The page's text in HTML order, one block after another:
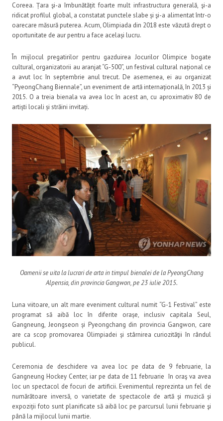
Coreea. Țara şi-a îmbunătățit foarte mult infrastructura generală, şi-a
ridicat profilul global, a constatat punctele slabe și şi-a alimentat într-o
oarecare măsură puterea. Acum, Olimpiada din 2018 este văzută drept o
oportunitate de aur pentru a face același lucru.
În mijlocul pregatirilor pentru gazduirea Jocurilor Olimpice bogate
cultural, organizatorii au aranjat “G-500”, un festival cultural național ce
a avut loc în septembrie anul trecut. De asemenea, ei au organizat
“PyeongChang Biennale”, un eveniment de artă internațională, în 2013 și
2015. O a treia bienala va avea loc în acest an, cu aproximativ 80 de
artiști locali și străini invitați.
Oamenii se uita la lucrari de arta in timpul bienalei de la PyeongChang
Alpensia, din provincia Gangwon, pe 23 iulie 2015.
Luna viitoare, un alt mare eveniment cultural numit “G-1 Festival” este
programat să aibă loc în diferite orașe, inclusiv capitala Seul,
Gangneung, Jeongseon și Pyeongchang din provincia Gangwon, care
are ca scop promovarea Olimpiadei și stârnirea curiozităţii în rândul
publicul.
Ceremonia de deschidere va avea loc pe data de 9 februarie, la
Gangneung Hockey Center, iar pe data de 11 februarie în oraş va avea
loc un spectacol de focuri de artificii. Evenimentul reprezinta un fel de
numărătoare inversă, o varietate de spectacole de artă și muzică și
expoziții foto sunt planificate să aibă loc pe parcursul lunii februarie şi
până la mijlocul lunii martie.